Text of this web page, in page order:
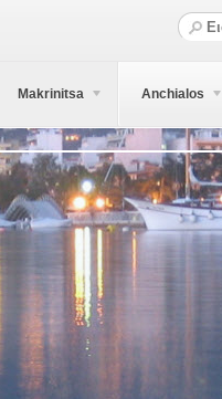
Makrinitsa Anchialos